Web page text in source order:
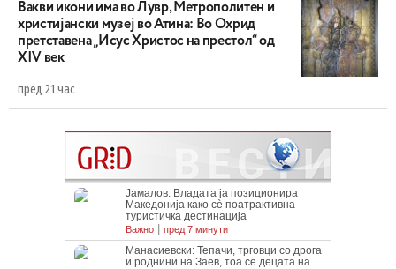
Вакви икони има во Лувр, Метрополитен и
христијански музеј во Атина: Во Охрид
претставена „Исус Христос на престол“ од
XIV век
пред 21 час